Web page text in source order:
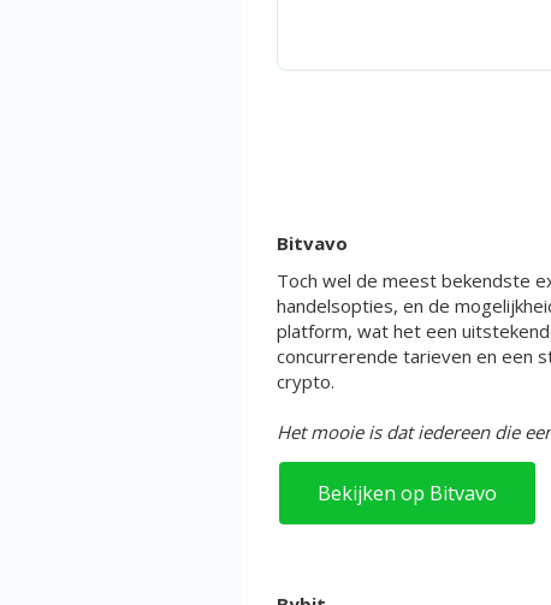
Bitvavo
Toch wel de meest bekendste
handelsopties, en de
platform, wat het een
concurrerende tarieven en een
crypto.
Het mooie is dat iedereen die
Bekijken op Bitvavo